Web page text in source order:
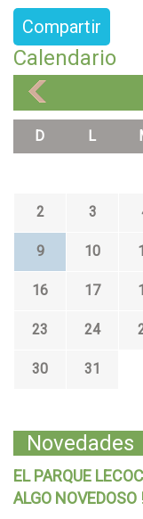
Compartir
Calendario
D L
2 3
9 10
16 17
23 24
30
31
Novedades
EL PARQUE
ALGO NOVEDOSO